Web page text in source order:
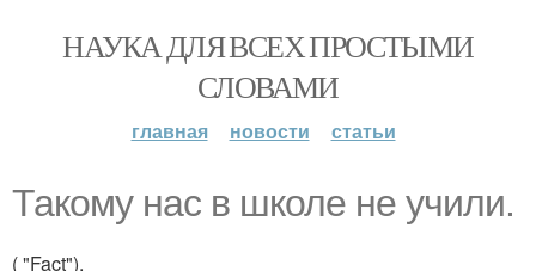
НАУКА ДЛЯ ВСЕХ ПРОСТЫМИ
СЛОВАМИ
главная новости статьи
Такому нас в школе не учили.
( "Fact").